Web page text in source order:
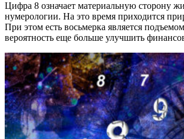
Цифра 8 означает материальную сторону
нумерологии. На это время приходится
При этом есть восьмерка является
вероятность еще больше улучшить